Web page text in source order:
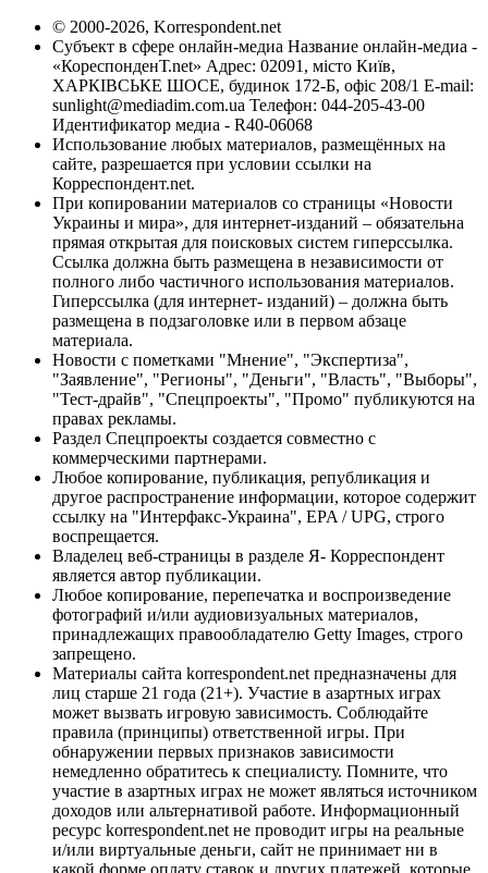
© 2000-2026, Korrespondent.net
Субъект в сфере онлайн-медиа Название онлайн-медиа -
«КореспонденТ.net» Адрес: 02091, місто Київ,
ХАРКІВСЬКЕ ШОСЕ, будинок 172-Б, офіс 208/1 E-mail:
sunlight@mediadim.com.ua Телефон: 044-205-43-00
Идентификатор медиа - R40-06068
Использование любых материалов, размещённых на
сайте, разрешается при условии ссылки на
Корреспондент.net.
При копировании материалов со страницы «Новости
Украины и мира», для интернет-изданий – обязательна
прямая открытая для поисковых систем гиперссылка.
Ссылка должна быть размещена в независимости от
полного либо частичного использования материалов.
Гиперссылка (для интернет- изданий) – должна быть
размещена в подзаголовке или в первом абзаце
материала.
Новости с пометками "Мнение", "Экспертиза",
"Заявление", "Регионы", "Деньги", "Власть", "Выборы",
"Тест-драйв", "Спецпроекты", "Промо" публикуются на
правах рекламы.
Раздел Спецпроекты создается совместно с
коммерческими партнерами.
Любое копирование, публикация, републикация и
другое распространение информации, которое содержит
ссылку на "Интерфакс-Украина", EPA / UPG, строго
воспрещается.
Владелец веб-страницы в разделе Я- Корреспондент
является автор публикации.
Любое копирование, перепечатка и воспроизведение
фотографий и/или аудиовизуальных материалов,
принадлежащих правообладателю Getty Images, строго
запрещено.
Материалы сайта korrespondent.net предназначены для
лиц старше 21 года (21+). Участие в азартных играх
может вызвать игровую зависимость. Соблюдайте
правила (принципы) ответственной игры. При
обнаружении первых признаков зависимости
немедленно обратитесь к специалисту. Помните, что
участие в азартных играх не может являться источником
доходов или альтернативой работе. Информационный
ресурс korrespondent.net не проводит игры на реальные
и/или виртуальные деньги, сайт не принимает ни в
какой форме оплату ставок и других платежей, которые